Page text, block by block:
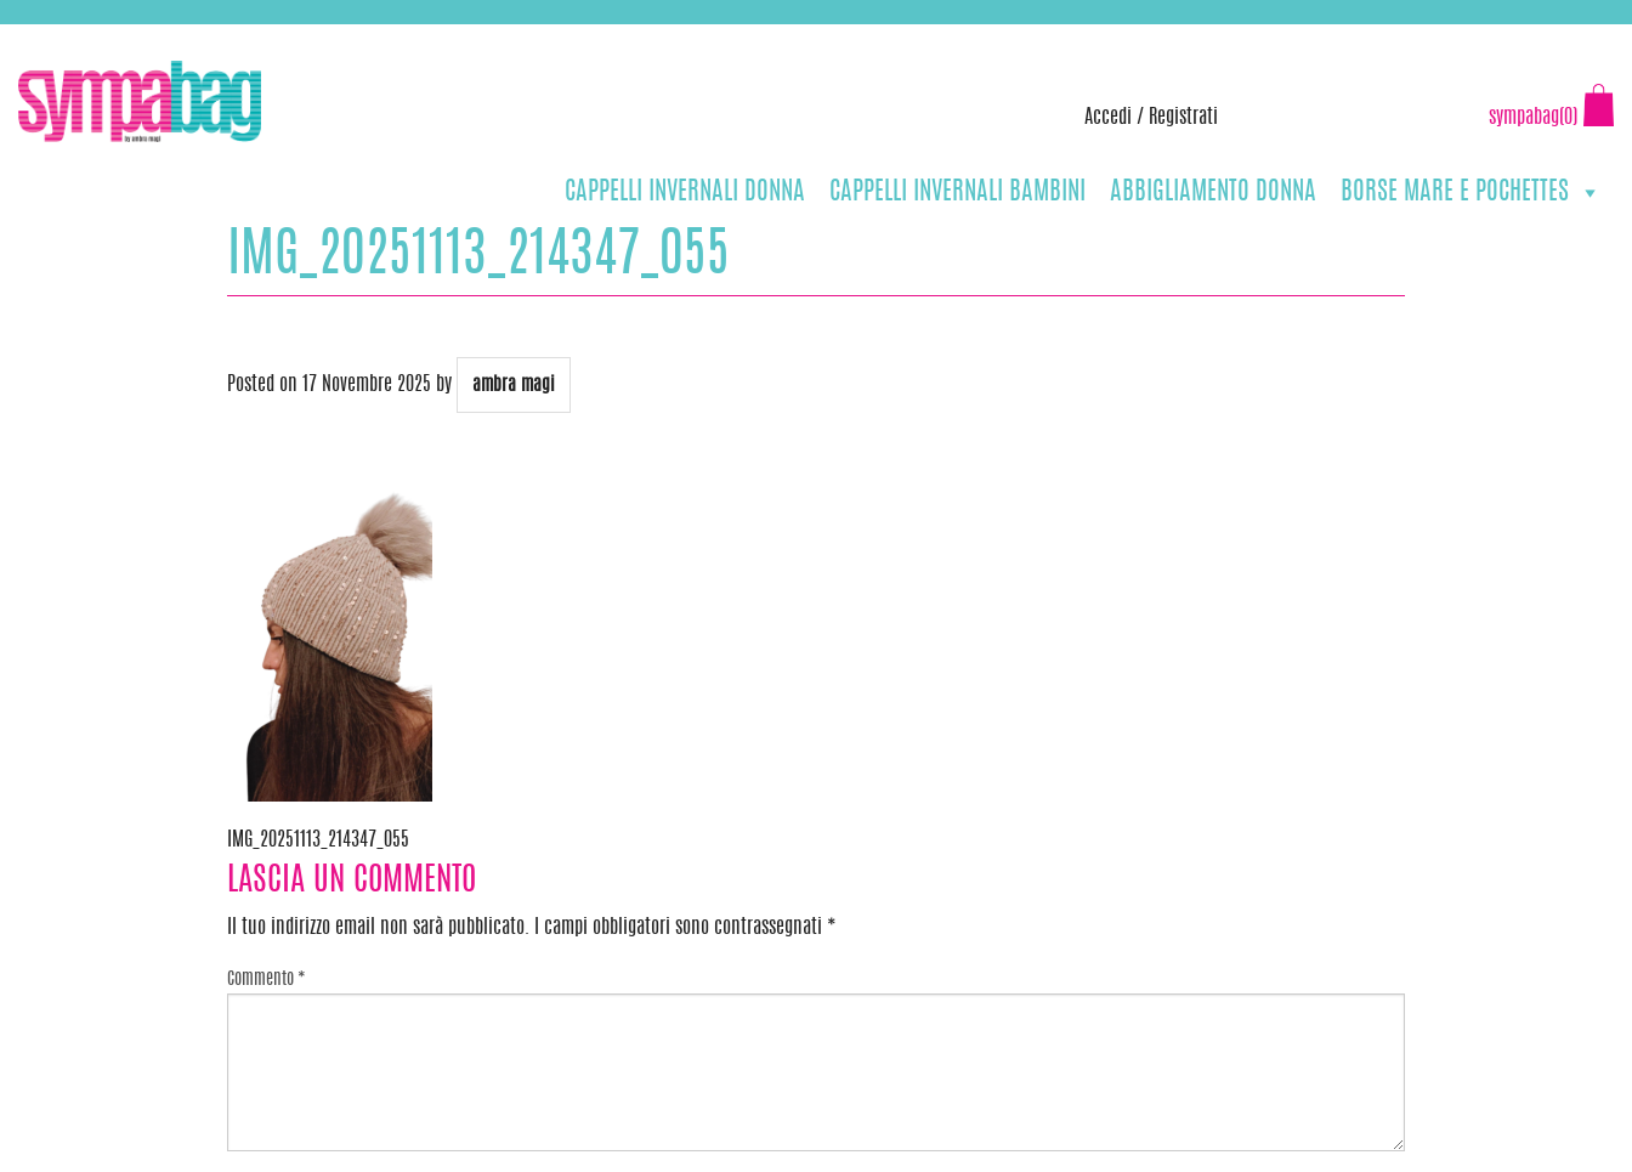
content
Accedi / Registrati sympabag(0)
CAPPELLI INVERNALI DONNA CAPPELLI INVERNALI BAMBINI ABBIGLIAMENTO DONNA BORSE MARE E POCHETTES
IMG_20251113_214347_055
Posted on 17 Novembre 2025 by ambra magi
Navigazione
articoli
IMG_20251113_214347_055
LASCIA UN COMMENTO
Il tuo indirizzo email non sarà pubblicato. I campi obbligatori sono contrassegnati *
Commento *